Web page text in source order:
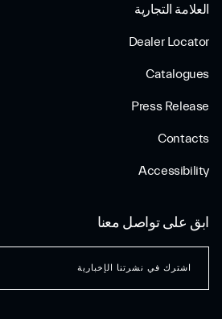
العلامة التجارية
Dealer Locator
Catalogues
Press Release
Contacts
Accessibility
ابق على تواصل معنا
اشترك في نشرتنا الإخبارية